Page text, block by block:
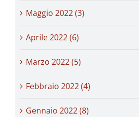
Maggio 2022 (3)
Aprile 2022 (6)
Marzo 2022 (5)
Febbraio 2022 (4)
Gennaio 2022 (8)